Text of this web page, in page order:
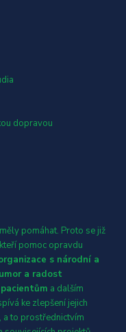
dopravou
pomáhat. Proto se již
pomoc opravdu
s národní a
a radost
a dalším
ke zlepšení jejich
a to prostřednictvím